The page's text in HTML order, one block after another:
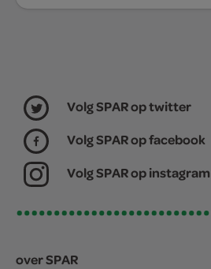
Volg SPAR op twitter
Volg SPAR op facebook
Volg SPAR op instagram
over SPAR